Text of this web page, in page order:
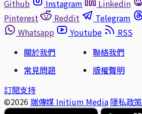
Github
Instagram Linkedin
Pinterest
Reddit Telegram
Whatsapp
Youtube
RSS
關於我們
聯絡我們
常見問題
版權聲明
訂閱支持
©2026 端傳媒 Initium Media 隱私政策